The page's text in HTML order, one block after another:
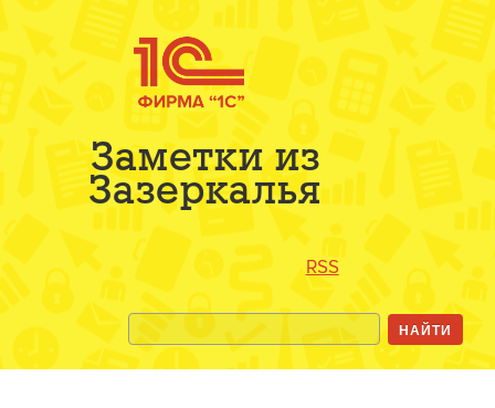
Заметки из
Зазеркалья
RSS